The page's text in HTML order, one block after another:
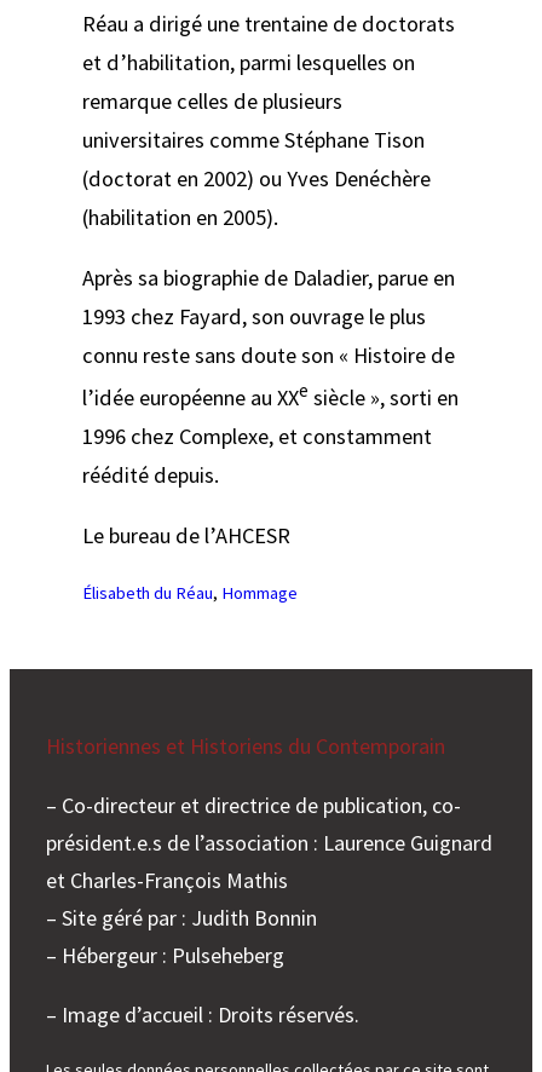
Réau a dirigé une trentaine de doctorats
et d’habilitation, parmi lesquelles on
remarque celles de plusieurs
universitaires comme Stéphane Tison
(doctorat en 2002) ou Yves Denéchère
(habilitation en 2005).
Après sa biographie de Daladier, parue en
1993 chez Fayard, son ouvrage le plus
connu reste sans doute son « Histoire de
l’idée européenne au XXe siècle », sorti en
1996 chez Complexe, et constamment
réédité depuis.
Le bureau de l’AHCESR
Élisabeth du Réau, Hommage
Historiennes et Historiens du Contemporain
– Co-directeur et directrice de publication, co-
président.e.s de l’association : Laurence Guignard
et Charles-François Mathis
– Site géré par : Judith Bonnin
– Hébergeur : Pulseheberg
– Image d’accueil : Droits réservés.